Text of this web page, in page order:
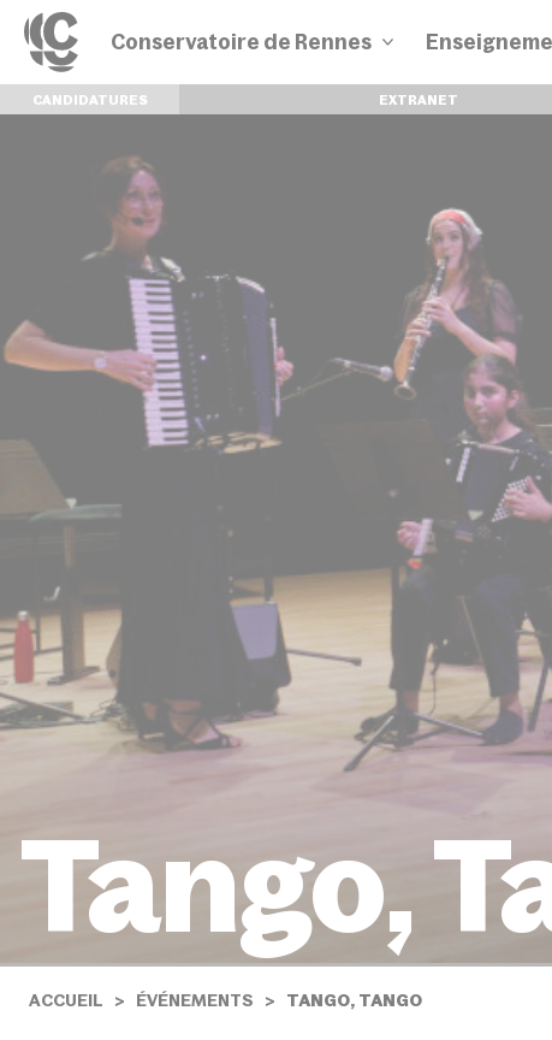
Conservatoire de Rennes
Disciplines
CANDIDATURES EXTRANET
Tango,
ACCUEIL ÉVÉNEMENTS TANGO, TANGO